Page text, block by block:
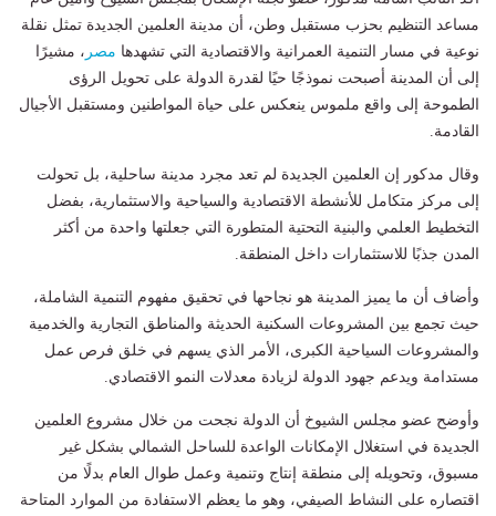
مساعد التنظيم بحزب مستقبل وطن، أن مدينة العلمين الجديدة تمثل نقلة
نوعية في مسار التنمية العمرانية والاقتصادية التي تشهدها مصر ، مشيرًا
إلى أن المدينة أصبحت نموذجًا حيًا لقدرة الدولة على تحويل الرؤى
الطموحة إلى واقع ملموس ينعكس على حياة المواطنين ومستقبل الأجيال
القادمة.
وقال مدكور إن العلمين الجديدة لم تعد مجرد مدينة ساحلية، بل تحولت
إلى مركز متكامل للأنشطة الاقتصادية والسياحية والاستثمارية، بفضل
التخطيط العلمي والبنية التحتية المتطورة التي جعلتها واحدة من أكثر
المدن جذبًا للاستثمارات داخل المنطقة.
وأضاف أن ما يميز المدينة هو نجاحها في تحقيق مفهوم التنمية الشاملة،
حيث تجمع بين المشروعات السكنية الحديثة والمناطق التجارية والخدمية
والمشروعات السياحية الكبرى، الأمر الذي يسهم في خلق فرص عمل
مستدامة ويدعم جهود الدولة لزيادة معدلات النمو الاقتصادي.
وأوضح عضو مجلس الشيوخ أن الدولة نجحت من خلال مشروع العلمين
الجديدة في استغلال الإمكانات الواعدة للساحل الشمالي بشكل غير
مسبوق، وتحويله إلى منطقة إنتاج وتنمية وعمل طوال العام بدلًا من
اقتصاره على النشاط الصيفي، وهو ما يعظم الاستفادة من الموارد المتاحة